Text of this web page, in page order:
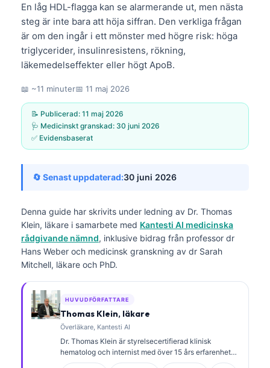
En låg HDL-flagga kan se alarmerande ut, men nästa
steg är inte bara att höja siffran. Den verkliga frågan
är om den ingår i ett mönster med högre risk: höga
triglycerider, insulinresistens, rökning,
läkemedelseffekter eller högt ApoB.
📖 ~11 minuter📅 11 maj 2026
📝 Publicerad: 11 maj 2026
🩺 Medicinskt granskad: 30 juni 2026
✅ Evidensbaserat
🔄 Senast uppdaterad:30 juni 2026
Denna guide har skrivits under ledning av Dr. Thomas
Klein, läkare i samarbete med Kantesti AI medicinska
rådgivande nämnd, inklusive bidrag från professor dr
Hans Weber och medicinsk granskning av dr Sarah
Mitchell, läkare och PhD.
HUVUDFÖRFATTARE
Thomas Klein, läkare
Överläkare, Kantesti AI
Dr. Thomas Klein är styrelsecertifierad klinisk
hematolog och internist med över 15 års erfarenhet
av laboratoriemedicin och AI-assisterad klinisk